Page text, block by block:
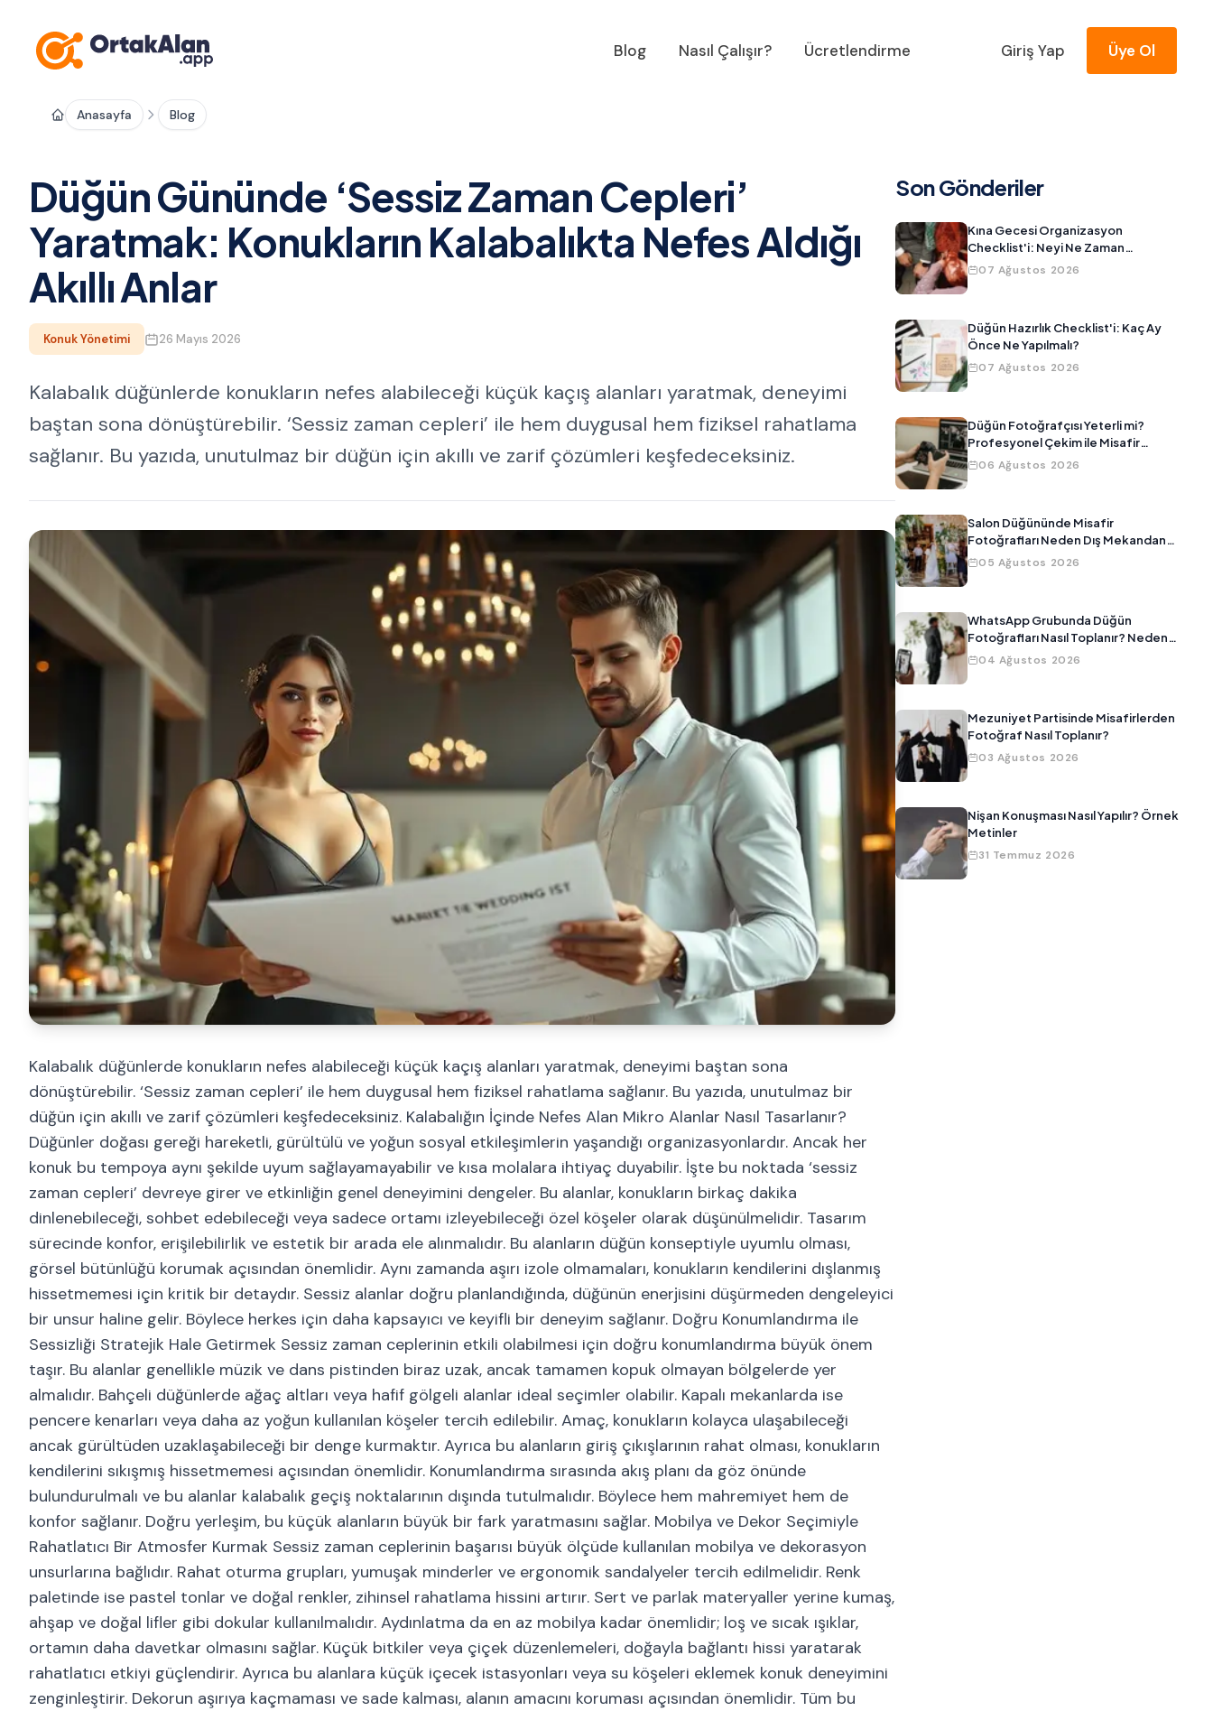
Blog Nasıl Çalışır? Ücretlendirme Giriş Yap Üye Ol
Anasayfa Blog
Düğün Gününde ‘Sessiz Zaman Cepleri’
Yaratmak: Konukların Kalabalıkta Nefes Aldığı
Akıllı Anlar
Konuk Yönetimi 26 Mayıs 2026
Kalabalık düğünlerde konukların nefes alabileceği küçük kaçış alanları yaratmak, deneyimi
baştan sona dönüştürebilir. ‘Sessiz zaman cepleri’ ile hem duygusal hem fiziksel rahatlama
sağlanır. Bu yazıda, unutulmaz bir düğün için akıllı ve zarif çözümleri keşfedeceksiniz.
Kalabalık düğünlerde konukların nefes alabileceği küçük kaçış alanları yaratmak, deneyimi baştan sona
dönüştürebilir. ‘Sessiz zaman cepleri’ ile hem duygusal hem fiziksel rahatlama sağlanır. Bu yazıda, unutulmaz bir
düğün için akıllı ve zarif çözümleri keşfedeceksiniz. Kalabalığın İçinde Nefes Alan Mikro Alanlar Nasıl Tasarlanır?
Düğünler doğası gereği hareketli, gürültülü ve yoğun sosyal etkileşimlerin yaşandığı organizasyonlardır. Ancak her
konuk bu tempoya aynı şekilde uyum sağlayamayabilir ve kısa molalara ihtiyaç duyabilir. İşte bu noktada ‘sessiz
zaman cepleri’ devreye girer ve etkinliğin genel deneyimini dengeler. Bu alanlar, konukların birkaç dakika
dinlenebileceği, sohbet edebileceği veya sadece ortamı izleyebileceği özel köşeler olarak düşünülmelidir. Tasarım
sürecinde konfor, erişilebilirlik ve estetik bir arada ele alınmalıdır. Bu alanların düğün konseptiyle uyumlu olması,
görsel bütünlüğü korumak açısından önemlidir. Aynı zamanda aşırı izole olmamaları, konukların kendilerini dışlanmış
hissetmemesi için kritik bir detaydır. Sessiz alanlar doğru planlandığında, düğünün enerjisini düşürmeden dengeleyici
bir unsur haline gelir. Böylece herkes için daha kapsayıcı ve keyifli bir deneyim sağlanır. Doğru Konumlandırma ile
Sessizliği Stratejik Hale Getirmek Sessiz zaman ceplerinin etkili olabilmesi için doğru konumlandırma büyük önem
taşır. Bu alanlar genellikle müzik ve dans pistinden biraz uzak, ancak tamamen kopuk olmayan bölgelerde yer
almalıdır. Bahçeli düğünlerde ağaç altları veya hafif gölgeli alanlar ideal seçimler olabilir. Kapalı mekanlarda ise
pencere kenarları veya daha az yoğun kullanılan köşeler tercih edilebilir. Amaç, konukların kolayca ulaşabileceği
ancak gürültüden uzaklaşabileceği bir denge kurmaktır. Ayrıca bu alanların giriş çıkışlarının rahat olması, konukların
kendilerini sıkışmış hissetmemesi açısından önemlidir. Konumlandırma sırasında akış planı da göz önünde
bulundurulmalı ve bu alanlar kalabalık geçiş noktalarının dışında tutulmalıdır. Böylece hem mahremiyet hem de
konfor sağlanır. Doğru yerleşim, bu küçük alanların büyük bir fark yaratmasını sağlar. Mobilya ve Dekor Seçimiyle
Rahatlatıcı Bir Atmosfer Kurmak Sessiz zaman ceplerinin başarısı büyük ölçüde kullanılan mobilya ve dekorasyon
unsurlarına bağlıdır. Rahat oturma grupları, yumuşak minderler ve ergonomik sandalyeler tercih edilmelidir. Renk
paletinde ise pastel tonlar ve doğal renkler, zihinsel rahatlama hissini artırır. Sert ve parlak materyaller yerine kumaş,
ahşap ve doğal lifler gibi dokular kullanılmalıdır. Aydınlatma da en az mobilya kadar önemlidir; loş ve sıcak ışıklar,
ortamın daha davetkar olmasını sağlar. Küçük bitkiler veya çiçek düzenlemeleri, doğayla bağlantı hissi yaratarak
rahatlatıcı etkiyi güçlendirir. Ayrıca bu alanlara küçük içecek istasyonları veya su köşeleri eklemek konuk deneyimini
zenginleştirir. Dekorun aşırıya kaçmaması ve sade kalması, alanın amacını koruması açısından önemlidir. Tüm bu
Son Gönderiler
Kına Gecesi Organizasyon
Checklist'i: Neyi Ne Zaman
Hazırlamalısınız?
07 Ağustos 2026
Düğün Hazırlık Checklist'i: Kaç Ay
Önce Ne Yapılmalı?
07 Ağustos 2026
Düğün Fotoğrafçısı Yeterli mi?
Profesyonel Çekim ile Misafir
Fotoğraflarını Birleştirmenin Yolu
06 Ağustos 2026
Salon Düğününde Misafir
Fotoğrafları Neden Dış Mekandan
Daha Kötü Çıkar?
05 Ağustos 2026
WhatsApp Grubunda Düğün
Fotoğrafları Nasıl Toplanır? Neden
Çalışmıyor?
04 Ağustos 2026
Mezuniyet Partisinde Misafirlerden
Fotoğraf Nasıl Toplanır?
03 Ağustos 2026
Nişan Konuşması Nasıl Yapılır? Örnek
Metinler
31 Temmuz 2026